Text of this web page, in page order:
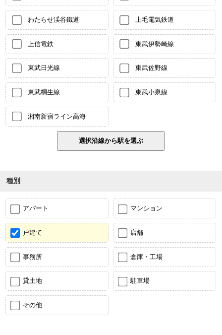
わたらせ渓谷鐵道 上毛電気鉄道
上信電鉄 東武伊勢崎線
東武日光線 東武佐野線
東武桐生線 東武小泉線
湘南新宿ライン高海
種別
アパート マンション
戸建て 店舗
事務所 倉庫・工場
貸土地 駐車場
その他